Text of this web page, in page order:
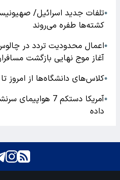
●تلفات جدید اسرائیل/
کشته‌ها طفره می‌روند
●
آغاز موج نهایی بازگشت
●کلاس‌های دانشگاه‌ها از امروز
●
آمریکا دستکم 7
داده